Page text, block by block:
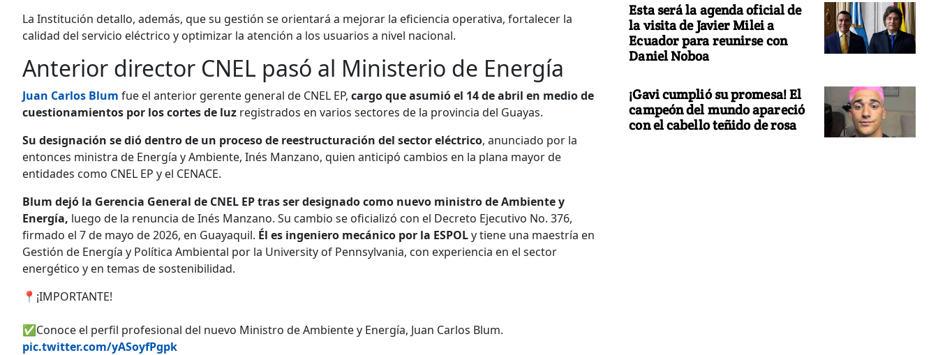
La Institución detallo, además, que su gestión se orientará a mejorar la eficiencia operativa, fortalecer la
calidad del servicio eléctrico y optimizar la atención a los usuarios a nivel nacional.
Anterior director CNEL pasó al Ministerio de Energía
Juan Carlos Blum fue el anterior gerente general de CNEL EP, cargo que asumió el 14 de abril en medio de
cuestionamientos por los cortes de luz registrados en varios sectores de la provincia del Guayas.
Su designación se dió dentro de un proceso de reestructuración del sector eléctrico, anunciado por la
entonces ministra de Energía y Ambiente, Inés Manzano, quien anticipó cambios en la plana mayor de
entidades como CNEL EP y el CENACE.
Blum dejó la Gerencia General de CNEL EP tras ser designado como nuevo ministro de Ambiente y
Energía, luego de la renuncia de Inés Manzano. Su cambio se oficializó con el Decreto Ejecutivo No. 376,
firmado el 7 de mayo de 2026, en Guayaquil. Él es ingeniero mecánico por la ESPOLy tiene una maestría en
Gestión de Energía y Política Ambiental por la University of Pennsylvania, con experiencia en el sector
energético y en temas de sostenibilidad.
📍¡IMPORTANTE!
✅Conoce el perfil profesional del nuevo Ministro de Ambiente y Energía, Juan Carlos Blum.
pic.twitter.com/yASoyfPgpk
Esta será la agenda oficial de
la visita de Javier Milei a
Ecuador para reunirse con
Daniel Noboa
¡Gavi cumplió su promesa! El
campeón del mundo apareció
con el cabello teñido de rosa